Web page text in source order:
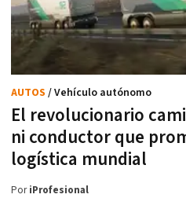
El revolucionario
ni conductor que
logística mundial
AUTOS / Vehículo autónomo
PoriProfesional